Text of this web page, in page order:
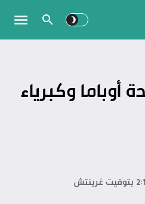
أوباما وكبرياء